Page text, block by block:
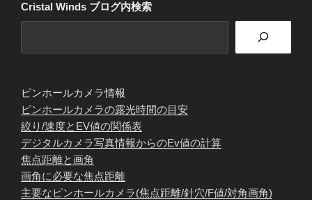
Cristal Winds ブログ内検索
ピンホールカメラ情報
ピンホールカメラの露光時間の目安
絞り/速度とEV値の関係表
デジタルカメラ写真情報からのEv値の計算
焦点距離と画角
画角に必要な焦点距離
主要なピンホールカメラ(焦点距離/針穴/F値/対角画角)